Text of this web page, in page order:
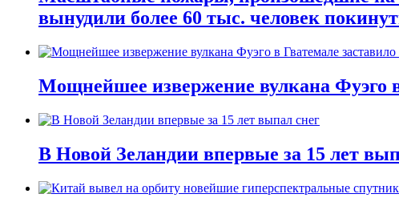
вынудили более 60 тыс. человек
Мощнейшее извержение вулкана Фуэго
В Новой Зеландии впервые за 15 лет